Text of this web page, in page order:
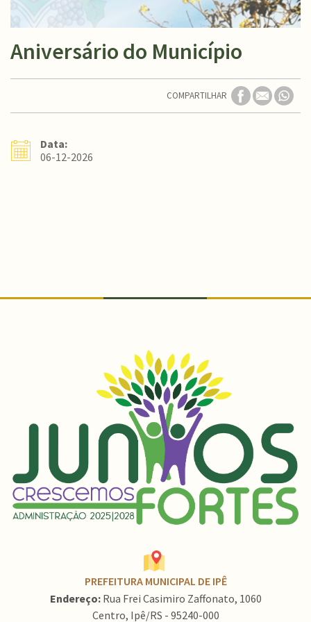
Aniversário do Município
COMPARTILHAR
Data:
06-12-2026
PREFEITURA MUNICIPAL DE IPÊ
Endereço: Rua Frei Casimiro Zaffonato, 1060
Centro, Ipê/RS - 95240-000